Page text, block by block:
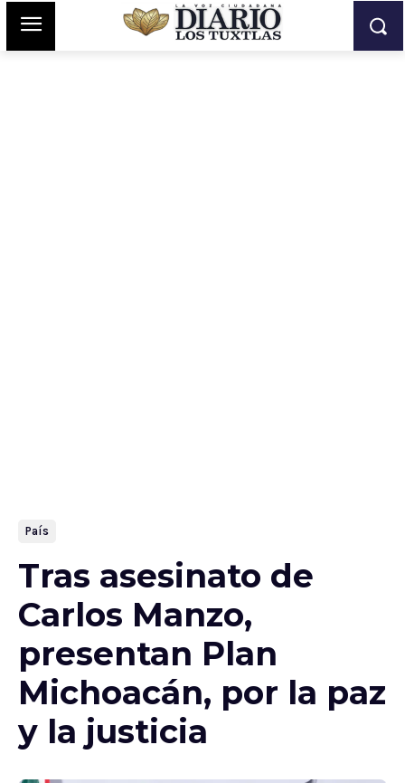
País
Tras asesinato de
Carlos Manzo,
presentan Plan
Michoacán, por la paz
y la justicia